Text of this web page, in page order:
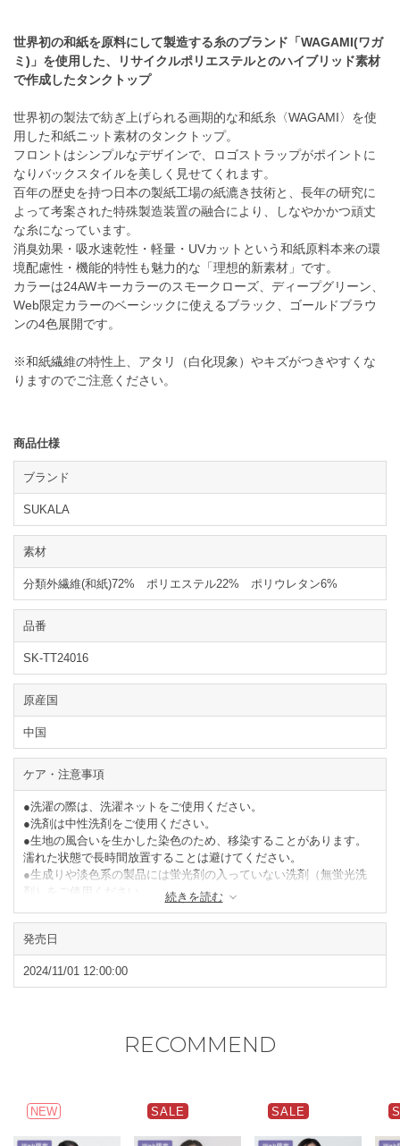
世界初の和紙を原料にして製造する糸のブランド「WAGAMI(ワガ
ミ)」を使用した、リサイクルポリエステルとのハイブリッド素材
で作成したタンクトップ
世界初の製法で紡ぎ上げられる画期的な和紙糸〈WAGAMI〉を使
用した和紙ニット素材のタンクトップ。
フロントはシンプルなデザインで、ロゴストラップがポイントに
なりバックスタイルを美しく見せてくれます。
百年の歴史を持つ日本の製紙工場の紙漉き技術と、長年の研究に
よって考案された特殊製造装置の融合により、しなやかかつ頑丈
な糸になっています。
消臭効果・吸水速乾性・軽量・UVカットという和紙原料本来の環
境配慮性・機能的特性も魅力的な「理想的新素材」です。
カラーは24AWキーカラーのスモークローズ、ディープグリーン、
Web限定カラーのベーシックに使えるブラック、ゴールドブラウ
ンの4色展開です。
※和紙繊維の特性上、アタリ（白化現象）やキズがつきやすくな
りますのでご注意ください。
商品仕様
ブランド
SUKALA
素材
分類外繊維(和紙)72% ポリエステル22% ポリウレタン6%
品番
SK-TT24016
原産国
中国
ケア・注意事項
●洗濯の際は、洗濯ネットをご使用ください。
●洗剤は中性洗剤をご使用ください。
●生地の風合いを生かした染色のため、移染することがあります。
濡れた状態で長時間放置することは避けてください。
●生成りや淡色系の製品には蛍光剤の入っていない洗剤（無蛍光洗
剤）をご使用ください。
●タンブラー乾燥はお避けください。
●形を整えて陰干ししてください。
●生地の特性上、強い摩擦や洗濯の繰り返しで、白化、毛羽立ち、
部分的な脱色などが起こる場合があります。
続きを読む
発売日
2024/11/01 12:00:00
RECOMMEND
NEW SALE SALE